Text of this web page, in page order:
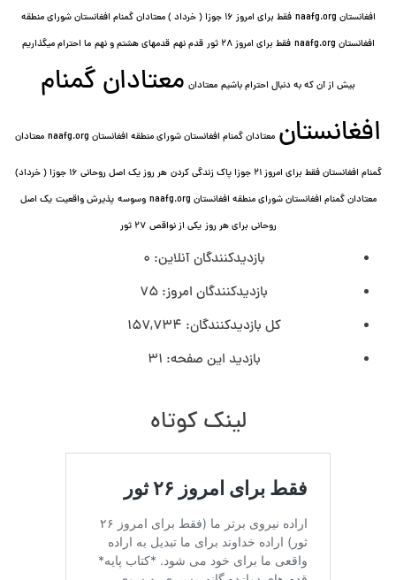
افغانستان naafg.org
فقط برای امروز ۱۶ جوزا ( خرداد ) معتادان گمنام افغانستان شورای منطقه
افغانستان naafg.org
فقط برای امروز ۲۸ ثور قدم نهم قدمهای هشتم و نهم ما احترام میگذاریم
بیش از آن که به دنبال احترام باشیم معتادان معتادان گمنام
افغانستان معتادان گمنام افغانستان شورای منطقه افغانستان naafg.org معتادان
گمنام افغانستان فقط برای امروز ۲۱ جوزا پاک زندگی کردن
هر روز یک اصل روحانی ۱۶ جوزا ( خرداد)
معتادان گمنام افغانستان شورای منطقه افغانستان naafg.org
وسوسه پذيرش واقعیت یک اصل
روحانی برای هر روز یکی از نواقص ۲۷ ثور
بازدیدکنندگان آنلاین: 0
بازدیدکنندگان امروز: 75
کل بازدیدکنند‌گان: 157,734
بازدید این صفحه: 31
لینک کوتاه